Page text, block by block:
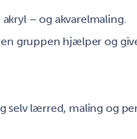
– og akvarelmaling.
gruppen hjælper og
selv lærred, maling og